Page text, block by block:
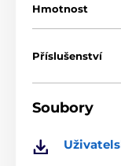
Hmotnost
Příslušenství
Soubory